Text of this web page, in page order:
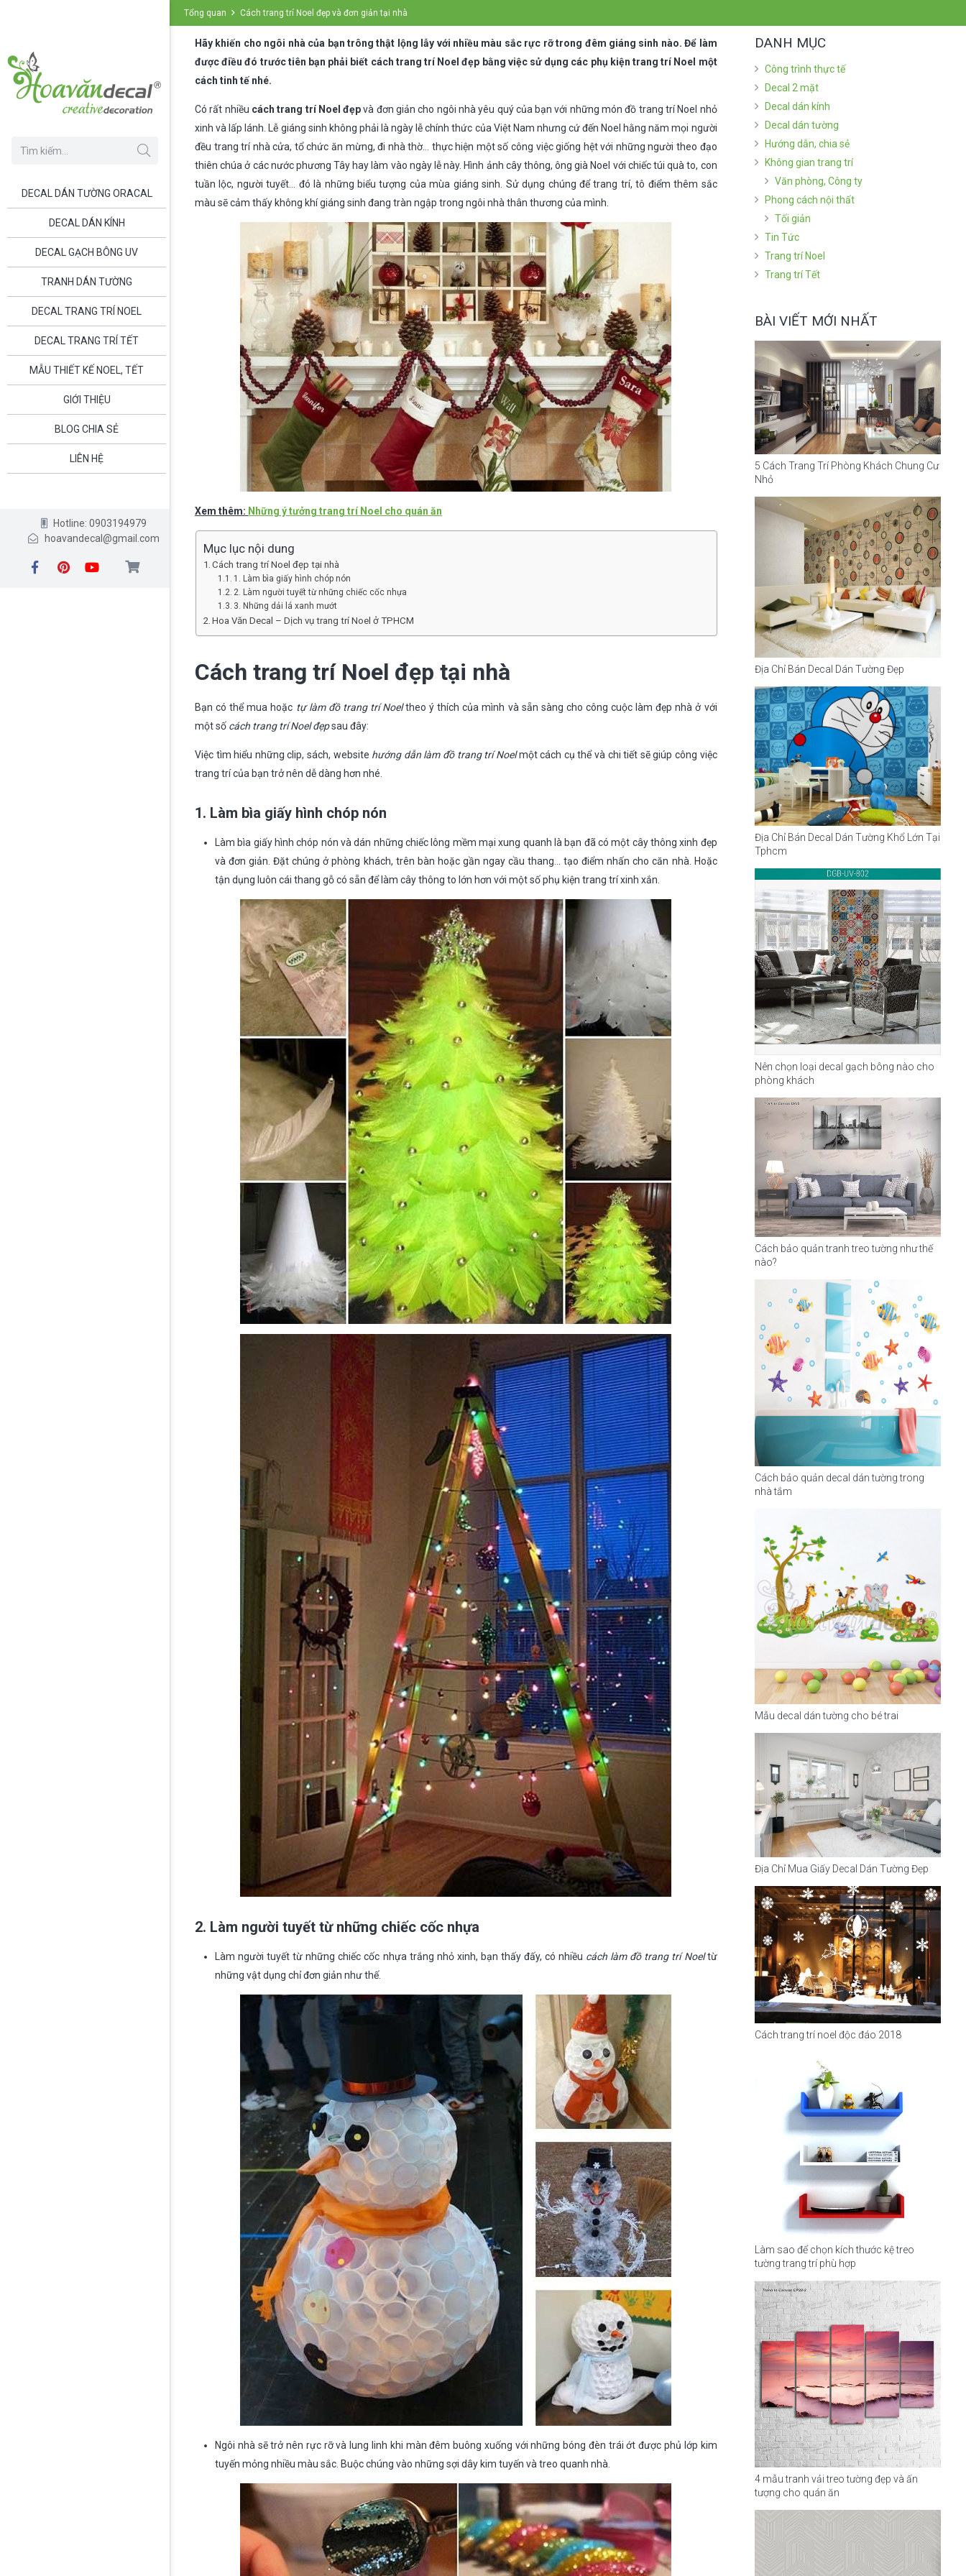
DECAL DÁN TƯỜNG ORACAL
DECAL DÁN KÍNH
DECAL GẠCH BÔNG UV
TRANH DÁN TƯỜNG
DECAL TRANG TRÍ NOEL
DECAL TRANG TRÍ TẾT
MẪU THIẾT KẾ NOEL, TẾT
GIỚI THIỆU
BLOG CHIA SẺ
LIÊN HỆ
Hotline: 0903194979
hoavandecal@gmail.com
Tổng quan Cách trang trí Noel đẹp và đơn giản tại nhà
Hãy khiến cho ngôi nhà của bạn trông thật lộng lẫy với nhiều màu sắc rực rỡ trong đêm giáng sinh nào. Để làm
được điều đó trước tiên bạn phải biết cách trang trí Noel đẹp bằng việc sử dụng các phụ kiện trang trí Noel một
cách tinh tế nhé.
Có rất nhiều cách trang trí Noel đẹpvà đơn giản cho ngôi nhà yêu quý của bạn với những món đồ trang trí Noel nhỏ
xinh và lấp lánh. Lễ giáng sinh không phải là ngày lễ chính thức của Việt Nam nhưng cứ đến Noel hằng năm mọi người
đều trang trí nhà cửa, tổ chức ăn mừng, đi nhà thờ… thực hiện một số công việc giống hệt với những người theo đạo
thiên chúa ở các nước phương Tây hay làm vào ngày lễ này. Hình ảnh cây thông, ông già Noel với chiếc túi quà to, con
tuần lộc, người tuyết… đó là những biểu tượng của mùa giáng sinh. Sử dụng chúng để trang trí, tô điểm thêm sắc
màu sẽ cảm thấy không khí giáng sinh đang tràn ngập trong ngôi nhà thân thương của mình.
Xem thêm: Những ý tưởng trang trí Noel cho quán ăn
Mục lục nội dung
Cách trang trí Noel đẹp tại nhà
1. Làm bìa giấy hình chóp nón
2. Làm người tuyết từ những chiếc cốc nhựa
3. Những dải lá xanh mướt
Hoa Văn Decal – Dịch vụ trang trí Noel ở TPHCM
Cách trang trí Noel đẹp tại nhà
Bạn có thể mua hoặc tự làm đồ trang trí Noeltheo ý thích của mình và sẵn sàng cho công cuộc làm đẹp nhà ở với
một số cách trang trí Noel đẹpsau đây:
Việc tìm hiểu những clip, sách, website hướng dẫn làm đồ trang trí Noelmột cách cụ thể và chi tiết sẽ giúp công việc
trang trí của bạn trở nên dễ dàng hơn nhé.
1. Làm bìa giấy hình chóp nón
Làm bìa giấy hình chóp nón và dán những chiếc lông mềm mại xung quanh là bạn đã có một cây thông xinh đẹp
và đơn giản. Đặt chúng ở phòng khách, trên bàn hoặc gần ngay cầu thang… tạo điểm nhấn cho căn nhà. Hoặc
tận dụng luôn cái thang gỗ có sẵn để làm cây thông to lớn hơn với một số phụ kiện trang trí xinh xắn.
2. Làm người tuyết từ những chiếc cốc nhựa
Làm người tuyết từ những chiếc cốc nhựa trắng nhỏ xinh, bạn thấy đấy, có nhiều cách làm đồ trang trí Noeltừ
những vật dụng chỉ đơn giản như thế.
Ngôi nhà sẽ trở nên rực rỡ và lung linh khi màn đêm buông xuống với những bóng đèn trái ớt được phủ lớp kim
tuyến mỏng nhiều màu sắc. Buộc chúng vào những sợi dây kim tuyến và treo quanh nhà.
DANH MỤC
Công trình thực tế
Decal 2 mặt
Decal dán kính
Decal dán tường
Hướng dẫn, chia sẻ
Không gian trang trí
Văn phòng, Công ty
Phong cách nội thất
Tối giản
Tin Tức
Trang trí Noel
Trang trí Tết
BÀI VIẾT MỚI NHẤT
5 Cách Trang Trí Phòng Khách Chung Cư
Nhỏ
Địa Chỉ Bán Decal Dán Tường Đẹp
Địa Chỉ Bán Decal Dán Tường Khổ Lớn Tại
Tphcm
Nên chọn loại decal gạch bông nào cho
phòng khách
Cách bảo quản tranh treo tường như thế
nào?
Cách bảo quản decal dán tường trong
nhà tắm
Mẫu decal dán tường cho bé trai
Địa Chỉ Mua Giấy Decal Dán Tường Đẹp
Cách trang trí noel độc đáo 2018
Làm sao để chọn kích thước kệ treo
tường trang trí phù hợp
4 mẫu tranh vải treo tường đẹp và ấn
tượng cho quán ăn